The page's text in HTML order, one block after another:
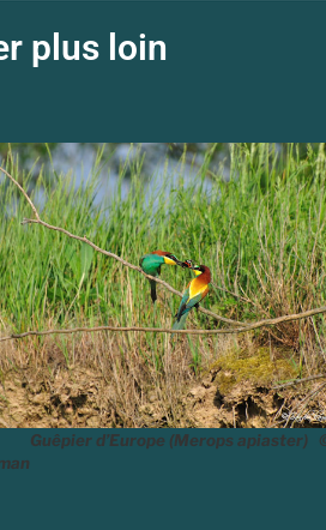
plus loin
Guêpier d’Europe (Merops apiaster)